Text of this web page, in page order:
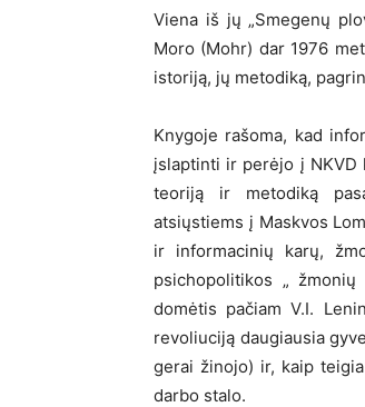
Viena iš jų „Smegenų
Moro (Mohr) dar 1976
istoriją, jų metodiką,
Knygoje rašoma, kad
įslaptinti ir perėjo į NKVD
teoriją ir metodiką
atsiųstiems į Maskvos
ir informacinių karų,
psichopolitikos „
domėtis pačiam V.I.
revoliuciją daugiausia
gerai žinojo) ir, kaip
darbo stalo.